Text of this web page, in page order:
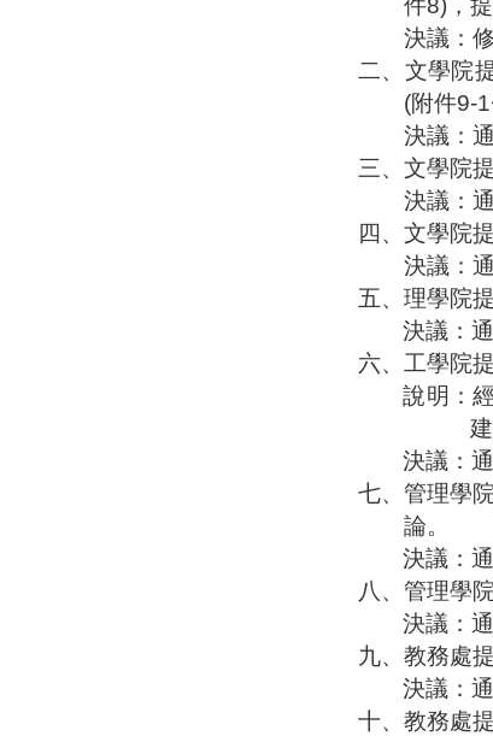
件8) ，
決議：
二、 文學院
(附件9-
決議：通
三、 文學院提
決議：通
四、 文學院
決議：通
五、 理學院提
決議：通
六、 工學院提
說明：
決議：通
七、管理學
論。
決議：通
八、 管理學
決議：通
九、 教務處提
決議：通
十、 教務處